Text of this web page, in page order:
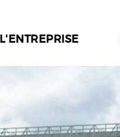
L'ENTREPRISE